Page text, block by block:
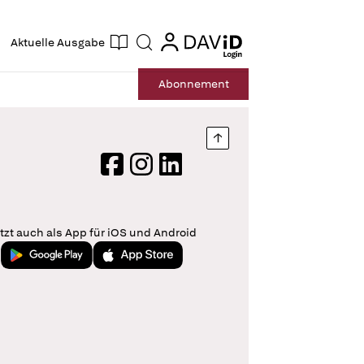
Aktuelle Ausgabe Suche login
login
Abonnement
Nach oben springen
FacebookInstagram
LinkedIn
auch als App für iOS und Android
Jetzt bei Google PlayLaden im App Store